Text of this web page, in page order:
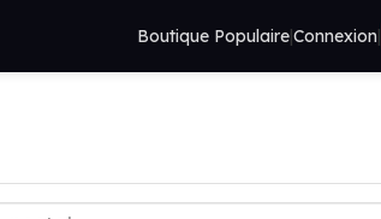
Boutique Populaire|Connexion|